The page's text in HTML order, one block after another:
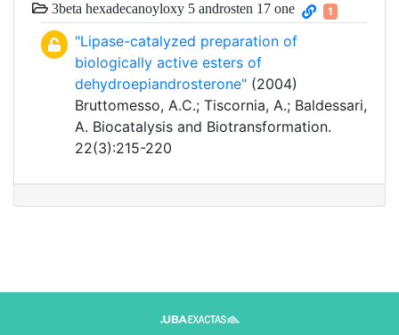
3beta hexadecanoyloxy 5 androsten 17 one 1
"Lipase-catalyzed preparation of
biologically active esters of
dehydroepiandrosterone" (2004)
Bruttomesso, A.C.; Tiscornia, A.; Baldessari,
A. Biocatalysis and Biotransformation.
22(3):215-220